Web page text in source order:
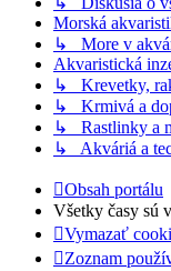
Morská
↳ More v
Akvaristická
↳ Krevetky,
↳ Krmivá a
↳ Rastlinky a
↳ Akváriá a
Obsah portálu
Všetky časy sú v
Vymazať
Zoznam